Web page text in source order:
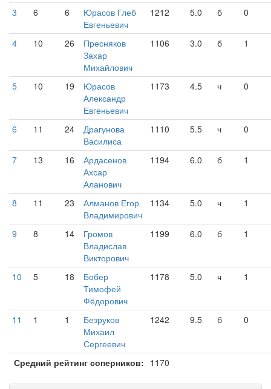
3 6 6
Юрасов Глеб
Евгеньевич
1212 5.0 б 0
4 10 26
Пресняков
Захар
Михайлович
1106 3.0 б 1
5 10 19
Юрасов
Александр
Евгеньевич
1173 4.5 ч 0
6 11 24
Драгунова
Василиса
1110 5.5 ч 0
7 13 16
Ардасенов
Ахсар
Аланович
1194 6.0 б 1
8 11 23
Алманов Егор
Владимирович
1134 5.0 ч 1
9 8 14
Громов
Владислав
Викторович
1199 6.0 б 1
10 5 18
Бобер
Тимофей
Фёдорович
1178 5.0 ч 1
11 1 1
Безруков
Михаил
Сергеевич
1242 9.5 б 0
Средний рейтинг соперников: 1170